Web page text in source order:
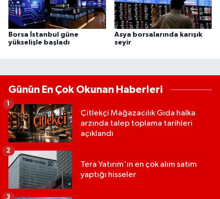
Borsa İstanbul güne
yükselişle başladı
Asya borsalarında karışık
seyir
Günün En Çok Okunan Haberleri
Çitlekçi Mağazacılık Gıda halka
arzında talep toplama tarihleri
açıklandı
Tera Yatırım'ın en çok alım satım
yaptığı hisseler
2
3